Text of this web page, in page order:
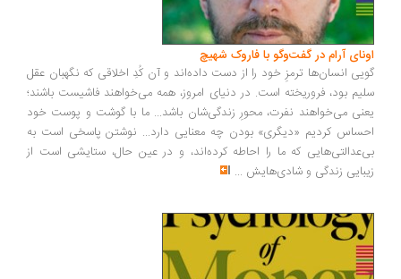
آرام در گفت‌وگو با فاروک شهیچ‭
انسان‌ها ترمزِ خود را از دست داده‌اند و آن کُدِ اخلاقی که نگهبان عقل
بود، فروریخته است. در دنیای امروز، همه می‌خواهند فاشیست باشند؛
می‌خواهند نفرت، محورِ زندگی‌شان باشد... ما با گوشت و پوست خود
کردیم «دیگری» بودن چه معنایی دارد... نوشتن پاسخی است به
که ما را احاطه کرده‌اند، و در عین حال، ستایشی است از
زندگی و شادی‌هایش...